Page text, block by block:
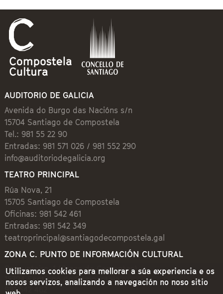
AUDITORIO DE GALICIA
Avenida do Burgo das Nacións s/n
15704 Santiago de Compostela
Tel.: 981 55 22 90
Entradas: 981 571 026 / 981 552 290
info@auditoriodegalicia.org
TEATRO PRINCIPAL
Rúa Nova, 21
15705 Santiago de Compostela
Oficinas: 981 542 461
Entradas: 981 542 349
teatroprincipal@santiagodecompostela.gal
ZONA C. PUNTO DE INFORMACIÓN CULTURAL
Preguntoiro, 1 (Praza de Cervantes)
15704 Santiago de Compostela
981 542 462
Utilizamos cookies para mellorar a súa experiencia e os
nosos servizos, analizando a navegación no noso sitio